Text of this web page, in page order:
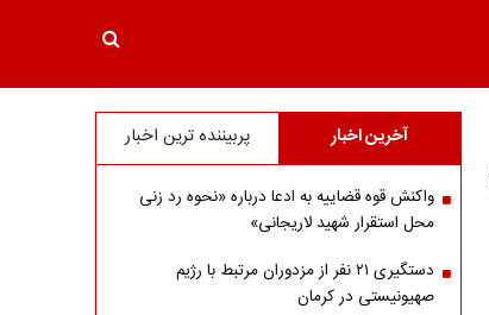
آخرین اخبار پربیننده ترین اخبار
واکنش قوه قضاییه به ادعا درباره «نحوه رد زنی
محل استقرار شهید لاریجانی»
دستگیری ۲۱ نفر از مزدوران مرتبط با رژیم
صهیونیستی در کرمان